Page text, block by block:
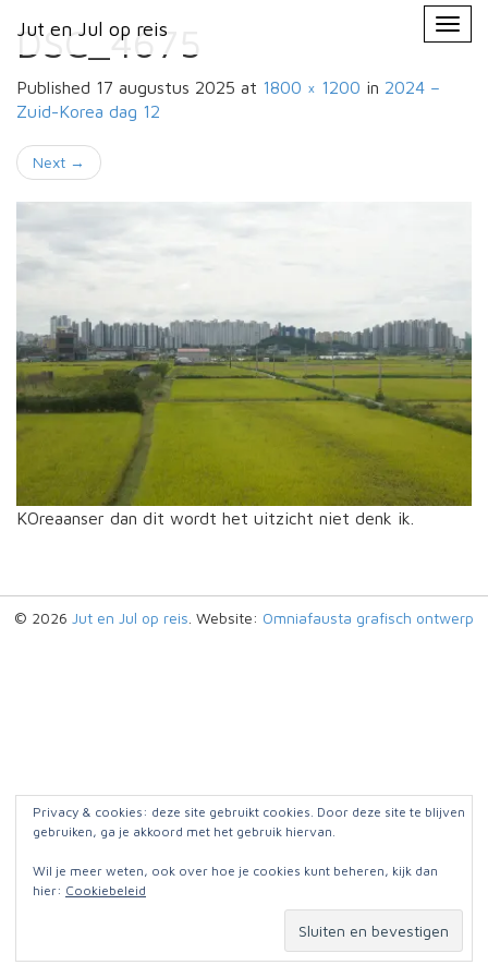
Jut en Jul op reis
Primary
Menu
Jut en Jul op reis
DSC_4675
Published 17 augustus 2025 at 1800 × 1200 in 2024 –
Zuid-Korea dag 12
Next →
KOreaanser dan dit wordt het uitzicht niet denk ik.
© 2026 Jut en Jul op reis . Website: Omniafausta grafisch ontwerp
Privacy & cookies: deze site gebruikt cookies. Door deze site te blijven
gebruiken, ga je akkoord met het gebruik hiervan.
Wil je meer weten, ook over hoe je cookies kunt beheren, kijk dan
hier: Cookiebeleid